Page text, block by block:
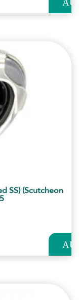
SS) (scutcheon
AU